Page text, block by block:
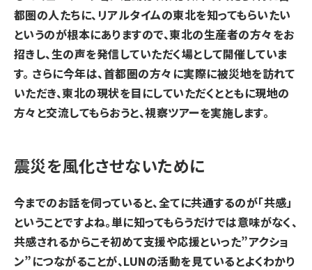
都圏の人たちに、リアルタイムの東北を知ってもらいたい
というのが根本にありますので、東北の生産者の方々をお
招きし、生の声を発信していただく場として開催していま
す。 さらに今年は、首都圏の方々に実際に被災地を訪れて
いただき、東北の現状を目にしていただくとともに現地の
方々と交流してもらおうと、視察ツアーを実施します。
震災を風化させないために
今までのお話を伺っていると、全てに共通するのが「共感」
ということですよね。単に知ってもらうだけでは意味がなく、
共感されるからこそ初めて支援や応援といった”アクショ
ン”につながることが、LUNの活動を見ているとよくわかり